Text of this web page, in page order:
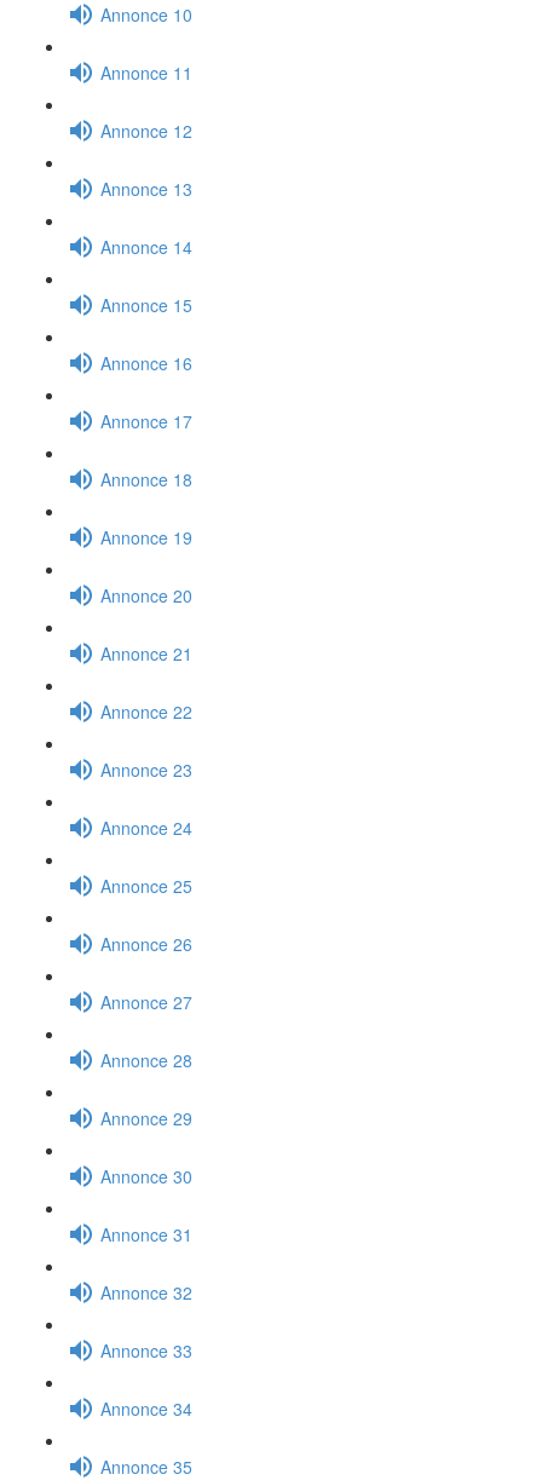
Annonce 10
Annonce 11
Annonce 12
Annonce 13
Annonce 14
Annonce 15
Annonce 16
Annonce 17
Annonce 18
Annonce 19
Annonce 20
Annonce 21
Annonce 22
Annonce 23
Annonce 24
Annonce 25
Annonce 26
Annonce 27
Annonce 28
Annonce 29
Annonce 30
Annonce 31
Annonce 32
Annonce 33
Annonce 34
Annonce 35